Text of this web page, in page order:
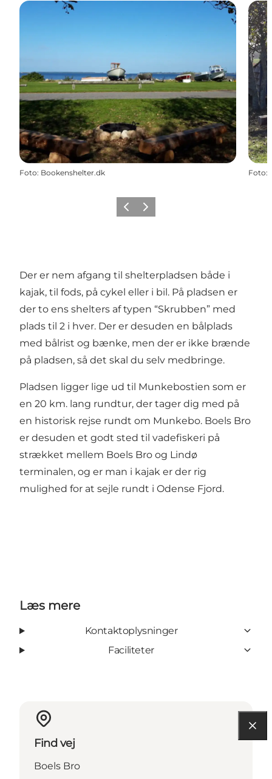
Foto: Bookenshelter.dk Foto:
ForrigeNæste
Der er nem afgang til shelterpladsen både i
kajak, til fods, på cykel eller i bil. På pladsen er
der to ens shelters af typen “Skrubben” med
plads til 2 i hver. Der er desuden en bålplads
med bålrist og bænke, men der er ikke brænde
på pladsen, så det skal du selv medbringe.
Pladsen ligger lige ud til Munkebostien som er
en 20 km. lang rundtur, der tager dig med på
en historisk rejse rundt om Munkebo. Boels Bro
er desuden et godt sted til vadefiskeri på
strækket mellem Boels Bro og Lindø
terminalen, og er man i kajak er der rig
mulighed for at sejle rundt i Odense Fjord.
Læs mere
Kontaktoplysninger
Faciliteter
Find vej
Boels Bro